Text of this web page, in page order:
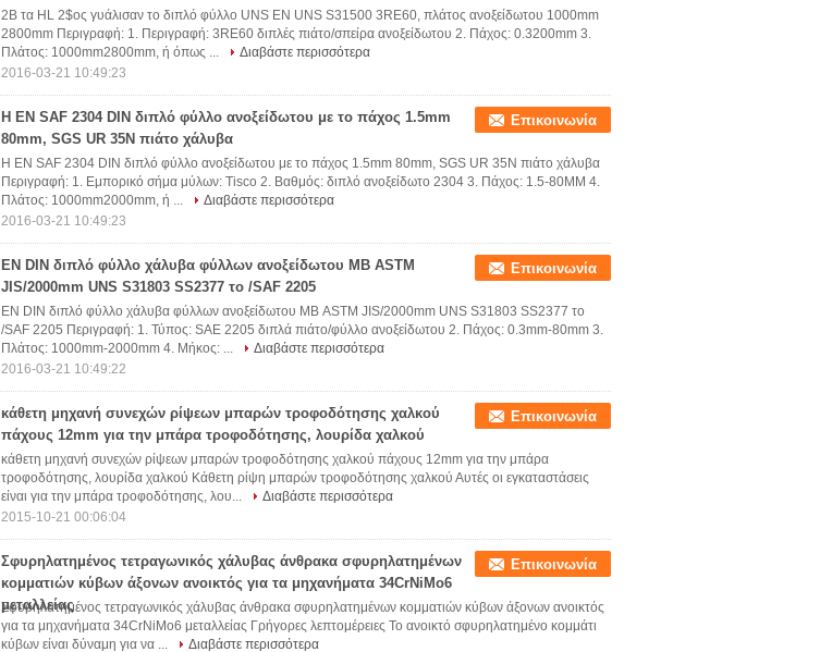
2B τα HL 2$ος γυάλισαν το διπλό φύλλο UNS EN UNS S31500 3RE60, πλάτος ανοξείδωτου 1000mm
2800mm Περιγραφή: 1. Περιγραφή: 3RE60 διπλές πιάτο/σπείρα ανοξείδωτου 2. Πάχος: 0.3200mm 3.
Πλάτος: 1000mm2800mm, ή όπως ...
Διαβάστε περισσότερα
2016-03-21 10:49:23
Η EN SAF 2304 DIN διπλό φύλλο ανοξείδωτου με το πάχος 1.5mm
80mm, SGS UR 35N πιάτο χάλυβα
Επικοινωνία
Η EN SAF 2304 DIN διπλό φύλλο ανοξείδωτου με το πάχος 1.5mm 80mm, SGS UR 35N πιάτο χάλυβα
Περιγραφή: 1. Εμπορικό σήμα μύλων: Tisco 2. Βαθμός: διπλό ανοξείδωτο 2304 3. Πάχος: 1.5-80MM 4.
Πλάτος: 1000mm2000mm, ή ...
Διαβάστε περισσότερα
2016-03-21 10:49:23
EN DIN διπλό φύλλο χάλυβα φύλλων ανοξείδωτου ΜΒ ASTM
JIS/2000mm UNS S31803 SS2377 το /SAF 2205
Επικοινωνία
EN DIN διπλό φύλλο χάλυβα φύλλων ανοξείδωτου ΜΒ ASTM JIS/2000mm UNS S31803 SS2377 το
/SAF 2205 Περιγραφή: 1. Τύπος: SAE 2205 διπλά πιάτο/φύλλο ανοξείδωτου 2. Πάχος: 0.3mm-80mm 3.
Πλάτος: 1000mm-2000mm 4. Μήκος: ...
Διαβάστε περισσότερα
2016-03-21 10:49:22
κάθετη μηχανή συνεχών ρίψεων μπαρών τροφοδότησης χαλκού
πάχους 12mm για την μπάρα τροφοδότησης, λουρίδα χαλκού
Επικοινωνία
κάθετη μηχανή συνεχών ρίψεων μπαρών τροφοδότησης χαλκού πάχους 12mm για την μπάρα
τροφοδότησης, λουρίδα χαλκού Κάθετη ρίψη μπαρών τροφοδότησης χαλκού Αυτές οι εγκαταστάσεις
είναι για την μπάρα τροφοδότησης, λου...
Διαβάστε περισσότερα
2015-10-21 00:06:04
Σφυρηλατημένος τετραγωνικός χάλυβας άνθρακα σφυρηλατημένων
κομματιών κύβων άξονων ανοικτός για τα μηχανήματα 34CrNiMo6
μεταλλείας
Επικοινωνία
Σφυρηλατημένος τετραγωνικός χάλυβας άνθρακα σφυρηλατημένων κομματιών κύβων άξονων ανοικτός
για τα μηχανήματα 34CrNiMo6 μεταλλείας Γρήγορες λεπτομέρειες Το ανοικτό σφυρηλατημένο κομμάτι
κύβων είναι δύναμη για να ...
Διαβάστε περισσότερα